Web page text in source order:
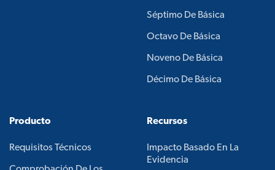
Séptimo De Básica
Octavo De Básica
Noveno De Básica
Décimo De Básica
Producto
Requisitos Técnicos
Recursos
Impacto Basado En La
Evidencia